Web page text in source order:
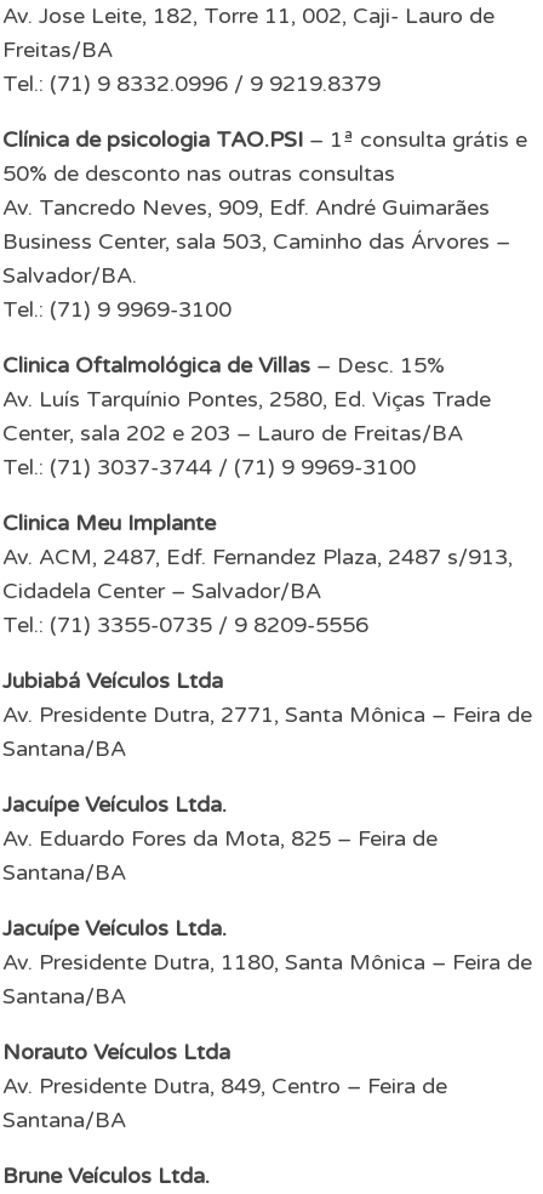
Av. Jose Leite, 182, Torre 11, 002, Caji- Lauro de
Freitas/BA
Tel.: (71) 9 8332.0996 / 9 9219.8379
Clínica de psicologia TAO.PSI – 1ª consulta grátis e
50% de desconto nas outras consultas
Av. Tancredo Neves, 909, Edf. André Guimarães
Business Center, sala 503, Caminho das Árvores –
Salvador/BA.
Tel.: (71) 9 9969-3100
Clinica Oftalmológica de Villas – Desc. 15%
Av. Luís Tarquínio Pontes, 2580, Ed. Viças Trade
Center, sala 202 e 203 – Lauro de Freitas/BA
Tel.: (71) 3037-3744 / (71) 9 9969-3100
Clinica Meu Implante
Av. ACM, 2487, Edf. Fernandez Plaza, 2487 s/913,
Cidadela Center – Salvador/BA
Tel.: (71) 3355-0735 / 9 8209-5556
Jubiabá Veículos Ltda
Av. Presidente Dutra, 2771, Santa Mônica – Feira de
Santana/BA
Jacuípe Veículos Ltda.
Av. Eduardo Fores da Mota, 825 – Feira de
Santana/BA
Jacuípe Veículos Ltda.
Av. Presidente Dutra, 1180, Santa Mônica – Feira de
Santana/BA
Norauto Veículos Ltda
Av. Presidente Dutra, 849, Centro – Feira de
Santana/BA
Brune Veículos Ltda.